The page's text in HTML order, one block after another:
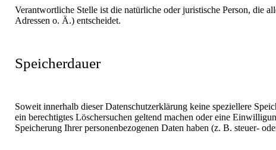
Verantwortliche Stelle ist die natürliche oder juristische Person, die
Adressen o. Ä.) entscheidet.
Speicherdauer
Soweit innerhalb dieser Datenschutzerklärung keine speziellere
ein berechtigtes Löschersuchen geltend machen oder eine
Speicherung Ihrer personenbezogenen Daten haben (z. B. steuer-